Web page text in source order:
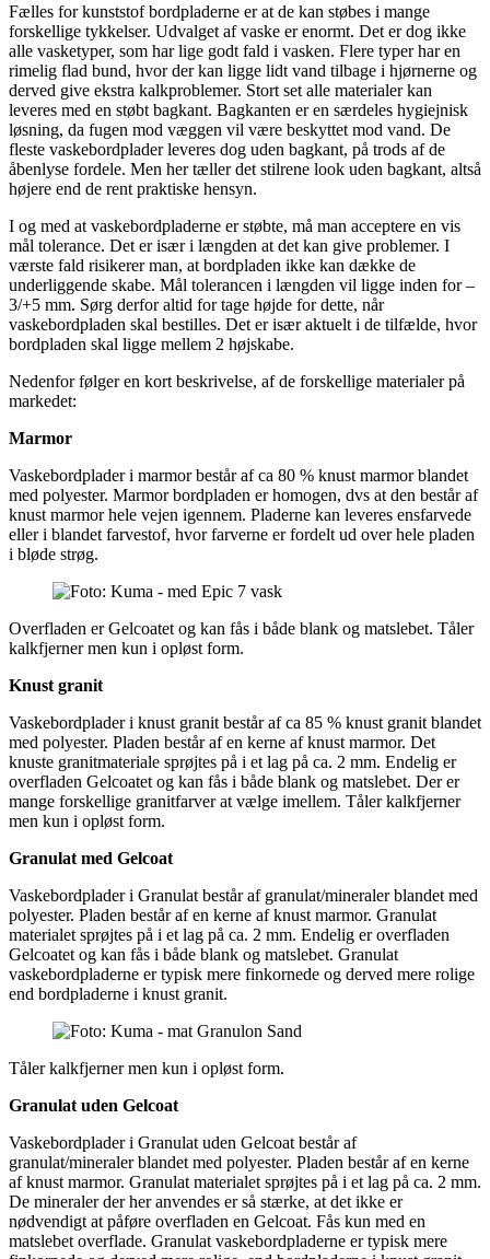
Fælles for kunststof bordpladerne er at de kan støbes i mange
forskellige tykkelser. Udvalget af vaske er enormt. Det er dog ikke
alle vasketyper, som har lige godt fald i vasken. Flere typer har en
rimelig flad bund, hvor der kan ligge lidt vand tilbage i hjørnerne og
derved give ekstra kalkproblemer. Stort set alle materialer kan
leveres med en støbt bagkant. Bagkanten er en særdeles hygiejnisk
løsning, da fugen mod væggen vil være beskyttet mod vand. De
fleste vaskebordplader leveres dog uden bagkant, på trods af de
åbenlyse fordele. Men her tæller det stilrene look uden bagkant, altså
højere end de rent praktiske hensyn.
I og med at vaskebordpladerne er støbte, må man acceptere en vis
mål tolerance. Det er især i længden at det kan give problemer. I
værste fald risikerer man, at bordpladen ikke kan dække de
underliggende skabe. Mål tolerancen i længden vil ligge inden for –
3/+5 mm. Sørg derfor altid for tage højde for dette, når
vaskebordpladen skal bestilles. Det er især aktuelt i de tilfælde, hvor
bordpladen skal ligge mellem 2 højskabe.
Nedenfor følger en kort beskrivelse, af de forskellige materialer på
markedet:
Marmor
Vaskebordplader i marmor består af ca 80 % knust marmor blandet
med polyester. Marmor bordpladen er homogen, dvs at den består af
knust marmor hele vejen igennem. Pladerne kan leveres ensfarvede
eller i blandet farvestof, hvor farverne er fordelt ud over hele pladen
i bløde strøg.
Overfladen er Gelcoatet og kan fås i både blank og matslebet. Tåler
kalkfjerner men kun i opløst form.
Knust granit
Vaskebordplader i knust granit består af ca 85 % knust granit blandet
med polyester. Pladen består af en kerne af knust marmor. Det
knuste granitmateriale sprøjtes på i et lag på ca. 2 mm. Endelig er
overfladen Gelcoatet og kan fås i både blank og matslebet. Der er
mange forskellige granitfarver at vælge imellem. Tåler kalkfjerner
men kun i opløst form.
Granulat med Gelcoat
Vaskebordplader i Granulat består af granulat/mineraler blandet med
polyester. Pladen består af en kerne af knust marmor. Granulat
materialet sprøjtes på i et lag på ca. 2 mm. Endelig er overfladen
Gelcoatet og kan fås i både blank og matslebet. Granulat
vaskebordpladerne er typisk mere finkornede og derved mere rolige
end bordpladerne i knust granit.
Tåler kalkfjerner men kun i opløst form.
Granulat uden Gelcoat
Vaskebordplader i Granulat uden Gelcoat består af
granulat/mineraler blandet med polyester. Pladen består af en kerne
af knust marmor. Granulat materialet sprøjtes på i et lag på ca. 2 mm.
De mineraler der her anvendes er så stærke, at det ikke er
nødvendigt at påføre overfladen en Gelcoat. Fås kun med en
matslebet overflade. Granulat vaskebordpladerne er typisk mere